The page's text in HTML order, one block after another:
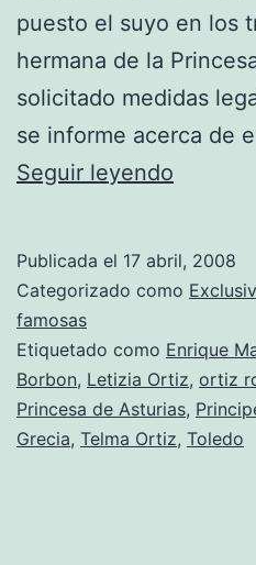
puesto el suyo en los
hermana de la
solicitado medidas
se informe acerca de
Seguir leyendo
Telma
Publicada el 17 abril, 2008
Categorizado como
famosas
Etiquetado como Enrique
Borbon, Letizia Ortiz, ortiz
Princesa de Asturias,
Grecia, Telma Ortiz, Toledo